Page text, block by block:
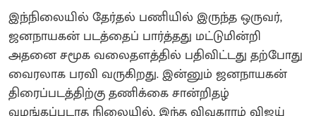
இந்நிலையில் தேர்தல் பணியில் இருந்த ஒருவர்,
ஜனநாயகன் படத்தைப் பார்த்தது மட்டுமின்றி
அதனை சமூக வலைதளத்தில் பதிவிட்டது தற்போது
வைரலாக பரவி வருகிறது. இன்னும் ஜனநாயகன்
திரைப்படத்திற்கு தணிக்கை சான்றிதழ்